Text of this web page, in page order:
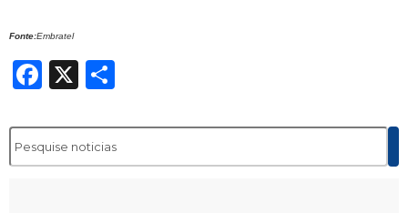
Fonte:Embratel
Facebook
X